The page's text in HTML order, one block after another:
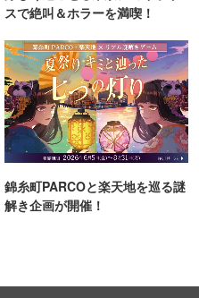
スで絶叫＆ホラーを満喫！
錦糸町PARCOと楽天地を巡る謎
解き企画が開催！